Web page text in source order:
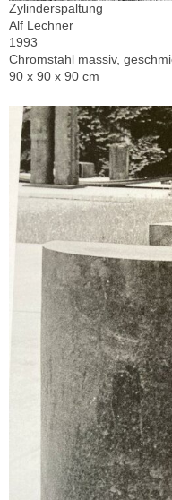
Zylinderspaltung
Alf Lechner
1993
Chromstahl massiv,
90 x 90 x 90 cm